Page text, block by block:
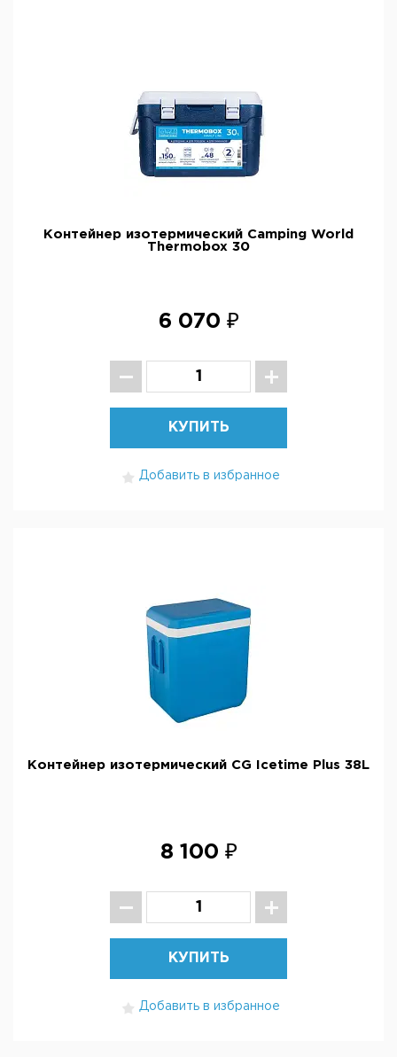
Контейнер изотермический Camping World
Thermobox 30
6 070 ₽
КУПИТЬ
Добавить в избранное
Контейнер изотермический CG Icetime Plus 38L
8 100 ₽
КУПИТЬ
Добавить в избранное